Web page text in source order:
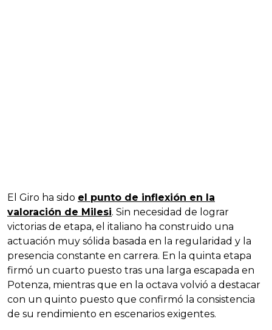
El Giro ha sido el punto de inflexión en la
valoración de Milesi. Sin necesidad de lograr
victorias de etapa, el italiano ha construido una
actuación muy sólida basada en la regularidad y la
presencia constante en carrera. En la quinta etapa
firmó un cuarto puesto tras una larga escapada en
Potenza, mientras que en la octava volvió a destacar
con un quinto puesto que confirmó la consistencia
de su rendimiento en escenarios exigentes.